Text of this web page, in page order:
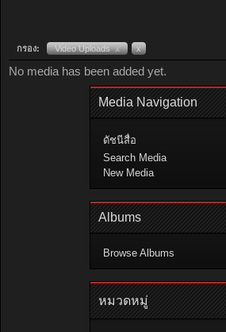
กรอง: Video Uploads x x
No media has been added yet.
Media Navigation
ดัชนีสื่อ
Search Media
New Media
Albums
Browse Albums
หมวดหมู่